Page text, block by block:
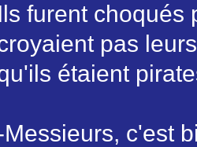
furent choqués
pas
étaient
Messieurs, c'est